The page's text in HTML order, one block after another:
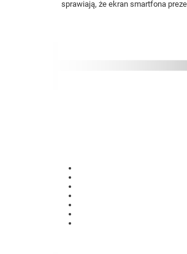
sprawiają, że ekran smartfona